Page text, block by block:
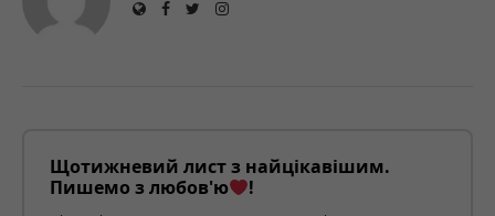
Щотижневий лист з найцікавішим.
Пишемо з любов'ю
!